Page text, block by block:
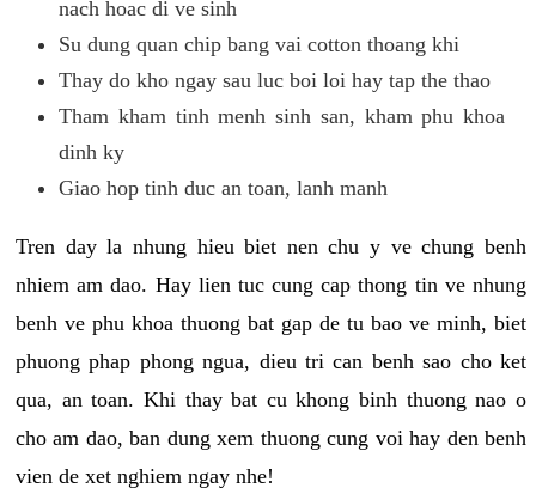
nach hoac di ve sinh
Su dung quan chip bang vai cotton thoang khi
Thay do kho ngay sau luc boi loi hay tap the thao
Tham kham tinh menh sinh san, kham phu khoa
dinh ky
Giao hop tinh duc an toan, lanh manh
Tren day la nhung hieu biet nen chu y ve chung benh
nhiem am dao. Hay lien tuc cung cap thong tin ve nhung
benh ve phu khoa thuong bat gap de tu bao ve minh, biet
phuong phap phong ngua, dieu tri can benh sao cho ket
qua, an toan. Khi thay bat cu khong binh thuong nao o
cho am dao, ban dung xem thuong cung voi hay den benh
vien de xet nghiem ngay nhe!